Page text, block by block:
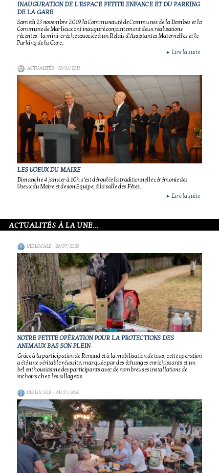
INAUGURATION DE L'ESPACE PETITE ENFANCE ET DU PARKING
DE LA GARE
Samedi 23 novembre 2019 la Communauté de Communes de la Dombes et la
Commune de Marlieux ont inauguré conjointement deux réalisations
récentes : la mini-crèche associée à un Relais d'Assistantes Maternelles et le
Parking de la Gare..
► Lire la suite
ACTUALITÉS- 08/01/2015
LES VOEUX DU MAIRE
Dimanche 4 janvier à 10h s'est déroulée la traditionnelle cérémonie des
Voeux du Maire et de son Equipe, à la salle des Fêtes.
► Lire la suite
ACTUALITÉS À LA UNE...
VIE LOCALE- 28/07/2026
NOTRE PETITE OPÉRATION POUR LA PROTECTIONS DES
ANIMAUX BAS SON PLEIN
Grâce à la participation de Renaud et à la mobilisation de tous, cette opération
a été une véritable réussite, marquée par des échanges enrichissants et un
bel enthousiasme des participants avec de nombreuses installations de
nichoirs chez les villageois..
VIE LOCALE- 24/07/2026